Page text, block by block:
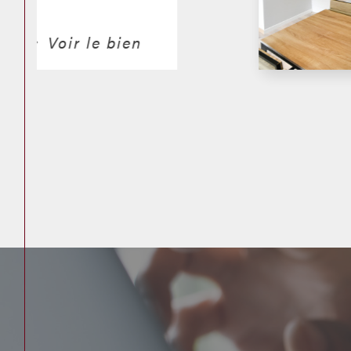
Voir le bien